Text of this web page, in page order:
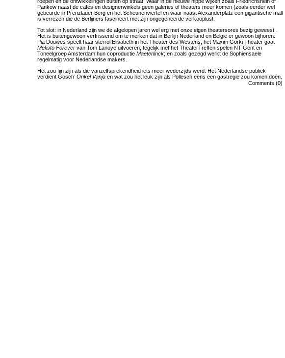
Pankow naast de cafés en designerwinkels geen galeries of theaters meer komen (zoals eerder wel
gebeurde in Prenzlauer Berg en het Scheunenviertel en waar naast Alexanderplatz een gigantische mall
is verrezen die de Berlijners fascineert met zijn ongegeneerde verkooplust.
Tot slot: in Nederland zijn we de afgelopen jaren wel erg met onze eigen theatersores bezig geweest.
Het is buitengewoon verfrissend om te merken dat in Berlijn Nederland en België er gewoon bijhoren:
Pia Douwes speelt haar sterrol Elisabeth in het Theater des Westens; het Maxim Gorki Theater gaat
Mefisto Forever van Tom Lanoye uitvoeren; tegelijk met het TheaterTreffen spelen NT Gent en
Toneelgroep Amsterdam hun coproductie Maeterlinck; en zoals gezegd werkt de Sophiensaele
regelmatig voor Nederlandse makers.
Het zou fijn zijn als die vanzelfsprekendheid iets meer wederzijds werd. Het Nederlandse publiek
verdient Gosch’ Onkel Vanja en wat zou het leuk zijn als Pollesch eens een gastregie zou komen doen.
Comments (0)